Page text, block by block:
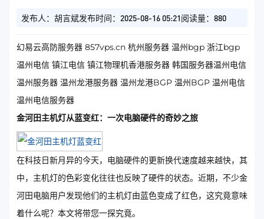
发布人：胡言斌发布时间：2025-08-16 05:21阅读量：880
幻易云高防服务器 857vps.cn 杭州服务器 温州bgp 浙江bgp
温州电信 镇江电信 镇江物理机香港服务器 韩国服务器温州电信
温州服务器 温州龙港服务器 温州龙港BGP 温州BGP 温州电信
温州电信服务器
金河田主机灯从蓝变红：一次电脑硬件的奇妙之旅
在科技日新月异的今天，电脑硬件的更新换代速度越来越快，其
中，主机灯的色彩变化往往也反映了硬件的状态。近期，不少金
河田电脑用户发现他们的主机灯由蓝色变成了红色，这究竟意味
着什么呢？本文将带您一探究竟。